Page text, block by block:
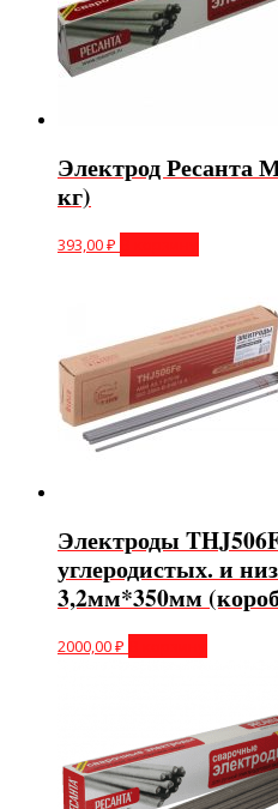
Электрод Ресанта
кг)
393,00₽
Электроды
углеродистых. и
3,2мм*350мм
2000,00₽